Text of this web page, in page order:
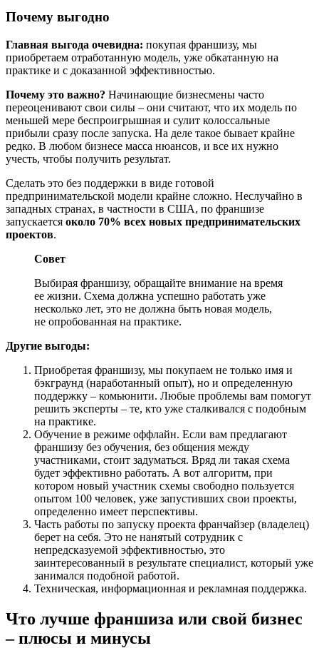
Почему выгодно
Главная выгода очевидна: покупая франшизу, мы
приобретаем отработанную модель, уже обкатанную на
практике и с доказанной эффективностью.
Почему это важно? Начинающие бизнесмены часто
переоценивают свои силы – они считают, что их модель по
меньшей мере беспроигрышная и сулит колоссальные
прибыли сразу после запуска. На деле такое бывает крайне
редко. В любом бизнесе масса нюансов, и все их нужно
учесть, чтобы получить результат.
Сделать это без поддержки в виде готовой
предпринимательской модели крайне сложно. Неслучайно в
западных странах, в частности в США, по франшизе
запускается около 70% всех новых предпринимательских
проектов.
Совет
Выбирая франшизу, обращайте внимание на время
ее жизни. Схема должна успешно работать уже
несколько лет, это не должна быть новая модель,
не опробованная на практике.
Другие выгоды:
Приобретая франшизу, мы покупаем не только имя и
бэкграунд (наработанный опыт), но и определенную
поддержку – комьюнити. Любые проблемы вам помогут
решить эксперты – те, кто уже сталкивался с подобным
на практике.
Обучение в режиме оффлайн. Если вам предлагают
франшизу без обучения, без общения между
участниками, стоит задуматься. Вряд ли такая схема
будет эффективно работать. А вот алгоритм, при
котором новый участник схемы свободно пользуется
опытом 100 человек, уже запустивших свои проекты,
определенно имеет перспективы.
Часть работы по запуску проекта франчайзер (владелец)
берет на себя. Это не нанятый сотрудник с
непредсказуемой эффективностью, это
заинтересованный в результате специалист, который уже
занимался подобной работой.
Техническая, информационная и рекламная поддержка.
Что лучше франшиза или свой бизнес
– плюсы и минусы